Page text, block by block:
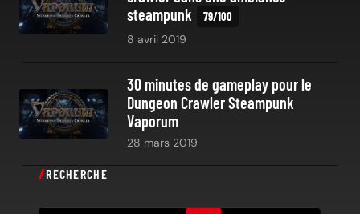
steampunk
8 avril 2019
30 minutes de gameplay pour le
Dungeon Crawler Steampunk
Vaporum
28 mars 2019
RECHERCHE